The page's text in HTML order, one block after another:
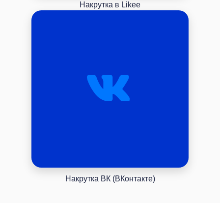
Накрутка в Likee
Накрутка ВК (ВКонтакте)